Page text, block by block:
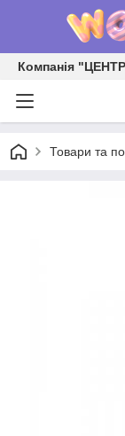
Компанія
Товари та